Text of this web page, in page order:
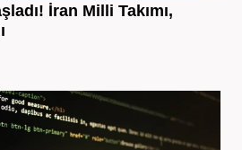
İran Milli Takımı,